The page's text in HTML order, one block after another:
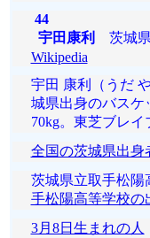
44
宇田康利
茨城
Wikipedia
宇田 康利（うだ
城県出身のバスケ
70kg。東芝ブレイ
全国の茨城県出身
茨城県立取手松
手松陽高等学校の
3月8日生まれの人